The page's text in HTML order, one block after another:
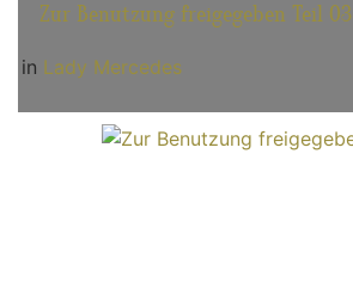
Zur Benutzung freigegeben Teil 03
in Lady Mercedes